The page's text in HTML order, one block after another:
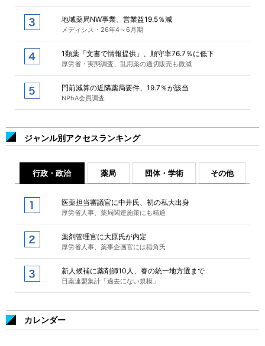
地域薬局NW事業、営業益19.5％減
メディシス・26年4～6月期
1類薬「文書で情報提供」、順守率76.7％に低下
厚労省・実態調査、乱用薬の適切販売も微減
門前減算の近隣薬局要件、19.7％が該当
NPhA会員調査
ジャンル別アクセスランキング
行政・政治 薬局 団体・学術 その他
医薬担当審議官に中井氏、初の私大出身
厚労省人事、薬局関連施策にも精通
薬剤管理官に大原氏が内定
厚労省人事、薬事企画官には稲角氏
新人候補に薬剤師10人、春の統一地方選まで
日薬連盟集計「過去にない規模」
カレンダー